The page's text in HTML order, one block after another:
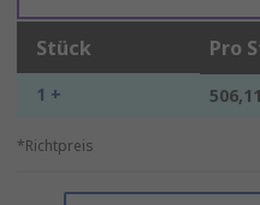
Stück Pro
1 +
*Richtpreis